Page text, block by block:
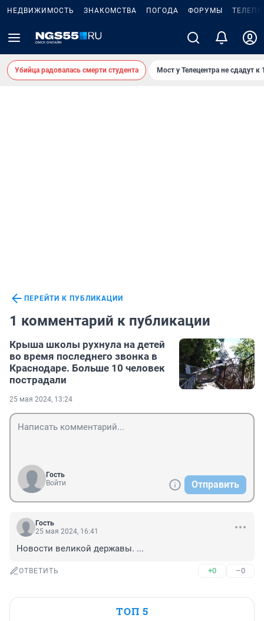
НЕДВИЖИМОСТЬ ЗНАКОМСТВА ПОГОДА ФОРУМЫ
Убийца радовалась смерти студента Мост у Телецентра не сдадут к
ПЕРЕЙТИ К ПУБЛИКАЦИИ
1 комментарий к публикации
Крыша школы рухнула на детей
во время последнего звонка в
Краснодаре. Больше 10 человек
пострадали
25 мая 2024, 13:24
Гость
Войти
Отправить
Гость
25 мая 2024, 16:41
Новости великой державы. ...
ОТВЕТИТЬ +0 –0
ТОП 5